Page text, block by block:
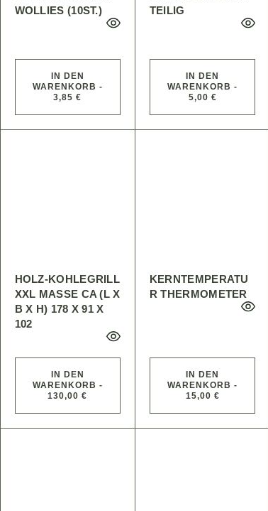
WOLLIES (10ST.)
IN DEN
WARENKORB -
3,85 €
TEILIG
IN DEN
WARENKORB -
5,00 €
HOLZ-KOHLEGRILL
XXL MASSE CA (L X B
X H) 178 X 91 X 1
02
IN DEN
WARENKORB -
130,00 €
KERNTEMPERATU
R THERMOMETER
IN DEN
WARENKORB -
15,00 €